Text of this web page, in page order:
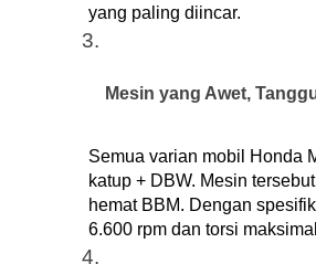
yang paling diincar.
Mesin yang Awet,
Semua varian mobil Honda
katup + DBW. Mesin
hemat BBM. Dengan
6.600 rpm dan torsi